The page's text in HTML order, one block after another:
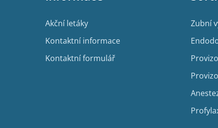
Akční letáky
Kontaktní informace
Kontaktní formulář
Zubní